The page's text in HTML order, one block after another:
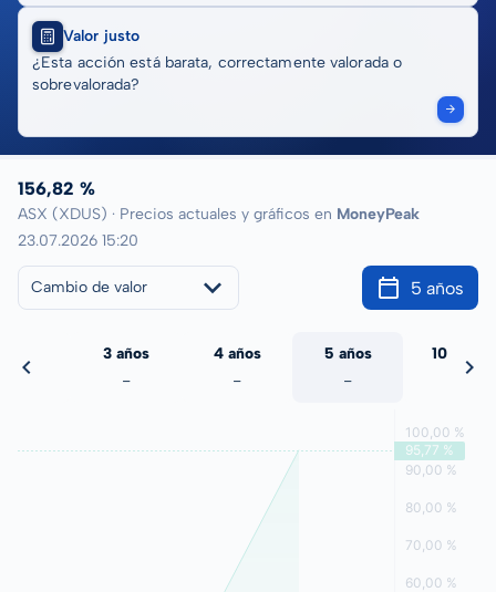
Valor justo
¿Esta acción está barata, correctamente valorada o
sobrevalorada?
156,82 %
ASX (XDUS) · Precios actuales y gráficos en MoneyPeak
23.07.2026 15:20
Cambio de valor 5 años
3 años
-
4 años
-
5 años
-
10 años